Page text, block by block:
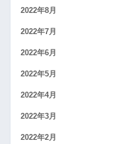
2022年8月
2022年7月
2022年6月
2022年5月
2022年4月
2022年3月
2022年2月